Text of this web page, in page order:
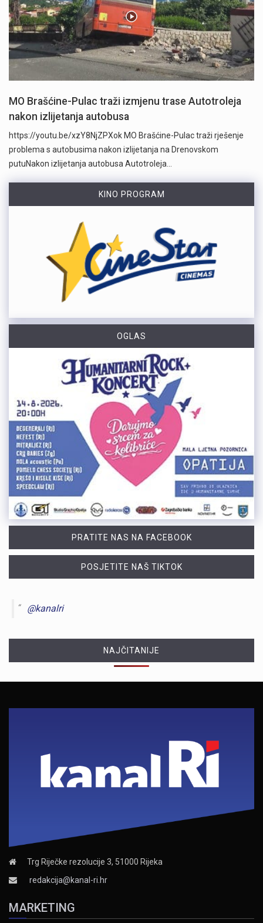
MO Brašćine-Pulac traži izmjenu trase Autotroleja
nakon izlijetanja autobusa
https://youtu.be/xzY8NjZPXok MO Brašćine-Pulac traži rješenje
problema s autobusima nakon izlijetanja na Drenovskom
putuNakon izlijetanja autobusa Autotroleja…
KINO PROGRAM
OGLAS
PRATITE NAS NA FACEBOOK
POSJETITE NAŠ TIKTOK
@kanalri
NAJČITANIJE
Trg Riječke rezolucije 3, 51000 Rijeka
redakcija@kanal-ri.hr
MARKETING